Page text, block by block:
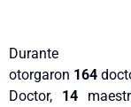
otorgaron 164
Doctor, 14